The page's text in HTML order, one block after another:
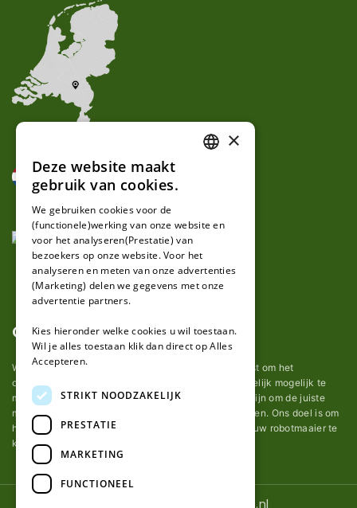
Over ons
Wij van robotmaaier-mesjes.nl doen ons uiterste best om het
onderhoud van robot grasmaaier mesjes zo gemakkelijk mogelijk te
maken. Uit ervaring merkten we hoe lastig het kan zijn om de juiste
messen voor een automatische grasmachine te vinden. Ons doel is om
het u makkelijk te maken om de goede mesjes voor uw robotmaaier te
kopen.
© 2026 Robotmaaier-mesjes.nl
GERMAN
×
Deze website maakt
gebruik van cookies.
We gebruiken cookies voor de
(functionele)werking van onze website en
voor het analyseren(Prestatie) van
bezoekers op onze website. Voor het
analyseren en meten van onze advertenties
(Marketing) delen we gegevens met onze
advertentie partners.
Kies hieronder welke cookies u wil toestaan.
Wil je alles toestaan klik dan direct op Alles
Accepteren.
STRIKT NOODZAKELIJK
PRESTATIE
MARKETING
FUNCTIONEEL